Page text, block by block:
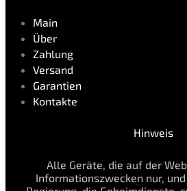
Main
Über
Zahlung
Versand
Garantien
Kontakte
Hinweis
Alle Geräte, die auf der
Informationszwecken nur,